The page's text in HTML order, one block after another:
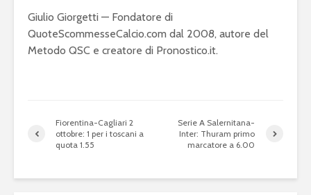
Giulio Giorgetti — Fondatore di
QuoteScommesseCalcio.com dal 2008, autore del
Metodo QSC e creatore di Pronostico.it.
Fiorentina-Cagliari 2
ottobre: 1 per i toscani a
quota 1.55
Serie A Salernitana-
Inter: Thuram primo
marcatore a 6.00